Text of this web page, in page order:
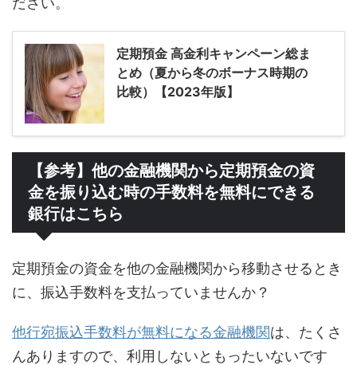
定期預金 高金利キャンペーン総ま
とめ（夏から冬のボーナス時期の
比較）【2023年版】
【参考】他の金融機関から定期預金の資
金を振り込む時の手数料を無料にできる
銀行はこちら
定期預金の資金を他の金融機関から移動させるとき
に、振込手数料を支払っていませんか？
他行宛振込手数料が無料になる金融機関は、たくさ
んありますので、利用しないともったいないです